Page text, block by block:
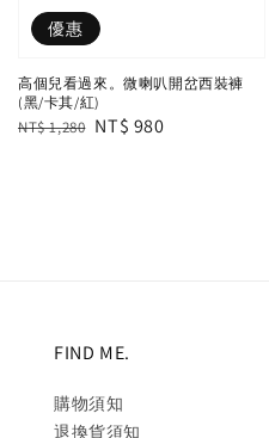
優惠
高個兒看過來。微喇叭開岔西裝褲
(黑/卡其/紅)
Regular
NT$ 1,280 Sale
NT$ 980
FIND ME.
購物須知
退換貨須知